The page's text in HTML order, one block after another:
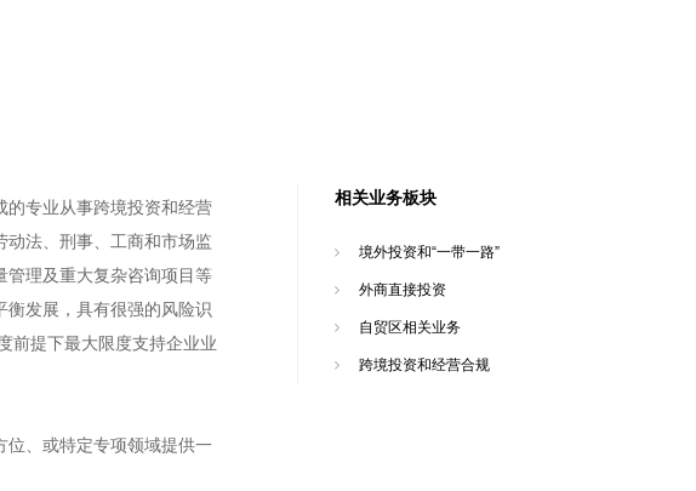
的专业从事跨境投资和经营
法、刑事、工商和市场监
管理及重大复杂咨询项目等
发展，具有很强的风险识
前提下最大限度支持企业业
位、或特定专项领域提供一
相关业务板块
境外投资和“一带一路”
外商直接投资
自贸区相关业务
跨境投资和经营合规